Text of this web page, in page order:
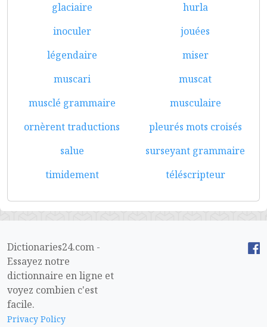
glaciaire
hurla
inoculer
jouées
légendaire
miser
muscari
muscat
musclé grammaire
musculaire
ornèrent traductions
pleurés mots croisés
salue
surseyant grammaire
timidement
téléscripteur
Dictionaries24.com -
Essayez notre
dictionnaire en ligne et
voyez combien c'est
facile.
Privacy Policy